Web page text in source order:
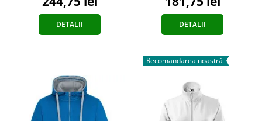
DETALII DETALII
Recomandarea noastră